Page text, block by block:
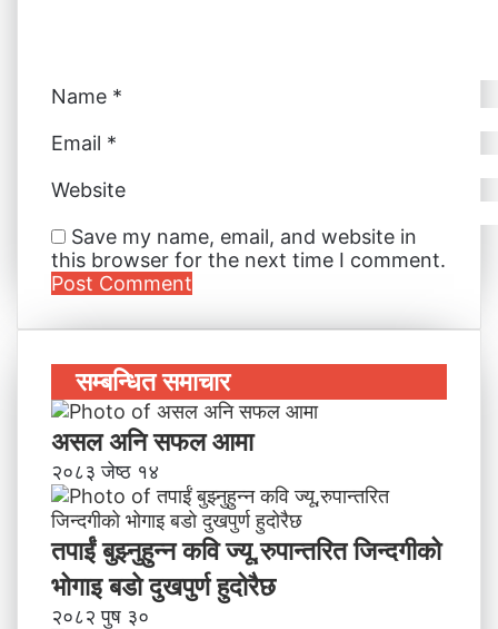
Name *
Email *
Website
Save my name, email, and website in
this browser for the next time I comment.
सम्बन्धित समाचार
असल अनि सफल आमा
२०८३ जेष्ठ १४
तपाईं बुझ्नुहुन्न कवि ज्यू,रुपान्तरित जिन्दगीको
भोगाइ बडाे दुखपुर्ण हुदोरैछ
२०८२ पुष ३०